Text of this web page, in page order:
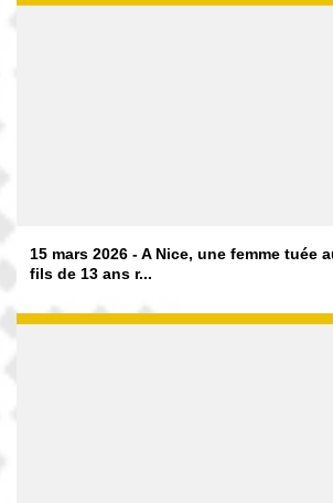
15 mars 2026 - A Nice, une femme tuée
fils de 13 ans r...